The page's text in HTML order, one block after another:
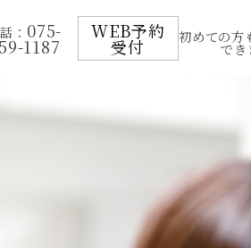
： 075-
1187
WEB予約
受付 初めての方
でき